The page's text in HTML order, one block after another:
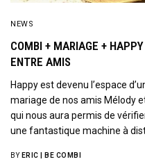
NEWS
COMBI + MARIAGE +
ENTRE AMIS
Happy est devenu l’espace
mariage de nos amis Mélody
qui nous aura permis de
une fantastique machine à
BY ERIC | BE COMBI